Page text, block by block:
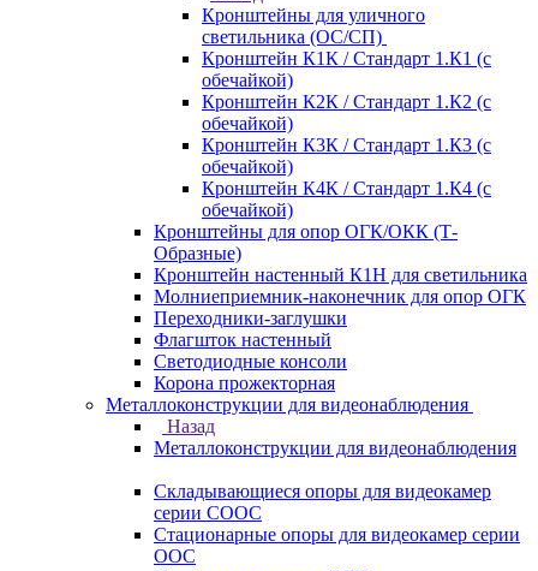
Кронштейны для уличного
светильника (ОС/СП)
Кронштейн К1К / Стандарт 1.К1 (с
обечайкой)
Кронштейн К2К / Стандарт 1.К2 (с
обечайкой)
Кронштейн К3К / Стандарт 1.К3 (с
обечайкой)
Кронштейн К4К / Стандарт 1.К4 (с
обечайкой)
Кронштейны для опор ОГК/ОКК (Т-
Образные)
Кронштейн настенный К1Н для светильника
Молниеприемник-наконечник для опор ОГК
Переходники-заглушки
Флагшток настенный
Светодиодные консоли
Корона прожекторная
Металлоконструкции для видеонаблюдения
Назад
Металлоконструкции для видеонаблюдения
Складывающиеся опоры для видеокамер
серии СООС
Стационарные опоры для видеокамер серии
ООС